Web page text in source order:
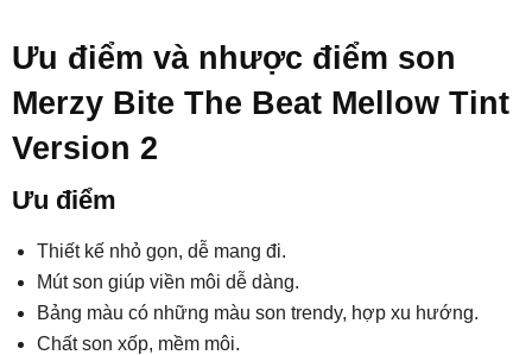
Ưu điểm và nhược điểm son
Merzy Bite The Beat Mellow Tint
Version 2
Ưu điểm
Thiết kế nhỏ gọn, dễ mang đi.
Mút son giúp viền môi dễ dàng.
Bảng màu có những màu son trendy, hợp xu hướng.
Chất son xốp, mềm môi.